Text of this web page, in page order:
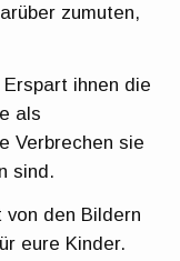
zumuten,
ihnen die
als
Verbrechen sie
sind.
den Bildern
eure Kinder.